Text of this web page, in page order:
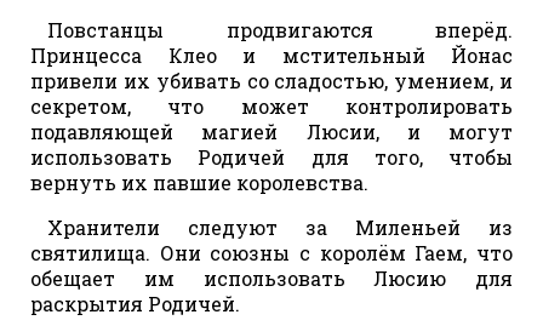
Повстанцы продвигаются вперёд.
Принцесса Клео и мстительный Йонас
привели их убивать со сладостью, умением, и
секретом, что может контролировать
подавляющей магией Люсии, и могут
использовать Родичей для того, чтобы
вернуть их павшие королевства.
Хранители следуют за Миленьей из
святилища. Они союзны с королём Гаем, что
обещает им использовать Люсию для
раскрытия Родичей.